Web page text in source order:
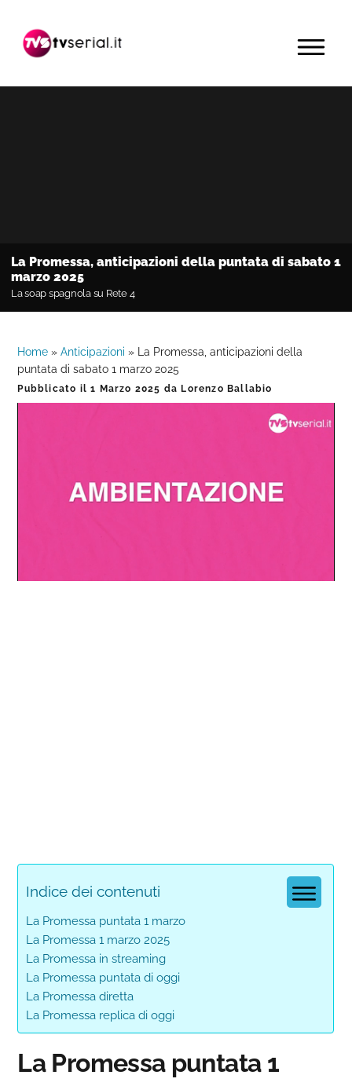
navigazione
contenuto
barra
primaria
MENU
La Promessa, anticipazioni della puntata di sabato 1
marzo 2025
La soap spagnola su Rete 4
Home »Anticipazioni »
La Promessa, anticipazioni della
puntata di sabato 1 marzo 2025
Pubblicato il1 Marzo 2025 da Lorenzo Ballabio
0%
0%
Indice dei contenuti
La Promessa puntata 1 marzo
La Promessa 1 marzo 2025
La Promessa in streaming
La Promessa puntata di oggi
La Promessa diretta
La Promessa replica di oggi
La Promessa puntata 1